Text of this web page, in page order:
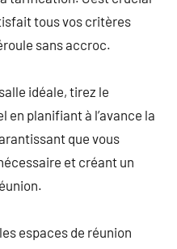
tous vos critères
sans accroc.
idéale, tirez le
en planifiant à l’avance la
que vous
et créant un
espaces de réunion